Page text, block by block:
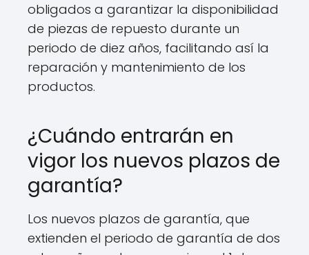
obligados a garantizar la disponibilidad
de piezas de repuesto durante un
periodo de diez años, facilitando así la
reparación y mantenimiento de los
productos.
¿Cuándo entrarán en
vigor los nuevos plazos de
garantía?
Los nuevos plazos de garantía, que
extienden el periodo de garantía de dos